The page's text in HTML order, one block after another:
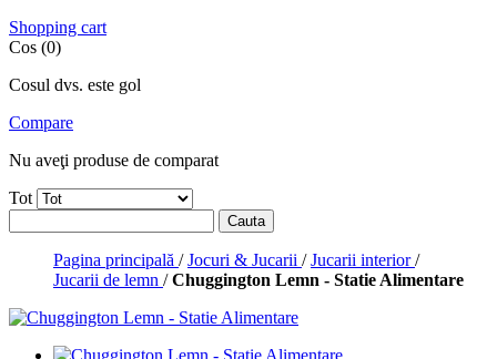
Shopping cart
Cos (0)
Cosul dvs. este gol
Compare
Nu aveţi produse de comparat
Tot
Cauta
Pagina principală / Jocuri & Jucarii / Jucarii interior/
Jucarii de lemn / Chuggington Lemn - Statie Alimentare